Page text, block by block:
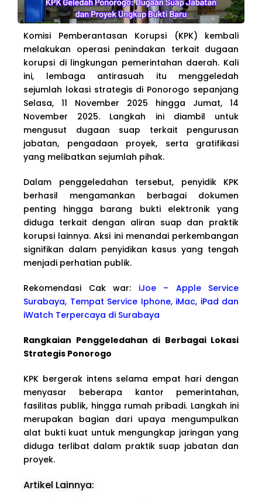
Komisi Pemberantasan Korupsi (KPK) kembali
melakukan operasi penindakan terkait dugaan
korupsi di lingkungan pemerintahan daerah. Kali
ini, lembaga antirasuah itu menggeledah
sejumlah lokasi strategis di Ponorogo sepanjang
Selasa, 11 November 2025 hingga Jumat, 14
November 2025. Langkah ini diambil untuk
mengusut dugaan suap terkait pengurusan
jabatan, pengadaan proyek, serta gratifikasi
yang melibatkan sejumlah pihak.
Dalam penggeledahan tersebut, penyidik KPK
berhasil mengamankan berbagai dokumen
penting hingga barang bukti elektronik yang
diduga terkait dengan aliran suap dan praktik
korupsi lainnya. Aksi ini menandai perkembangan
signifikan dalam penyidikan kasus yang tengah
menjadi perhatian publik.
Rekomendasi Cak war: iJoe – Apple Service
Surabaya, Tempat Service Iphone, iMac, iPad dan
iWatch Terpercaya di Surabaya
Rangkaian Penggeledahan di Berbagai Lokasi
Strategis Ponorogo
KPK bergerak intens selama empat hari dengan
menyasar beberapa kantor pemerintahan,
fasilitas publik, hingga rumah pribadi. Langkah ini
merupakan bagian dari upaya mengumpulkan
alat bukti kuat untuk mengungkap jaringan yang
diduga terlibat dalam praktik suap jabatan dan
proyek.
Artikel Lainnya: